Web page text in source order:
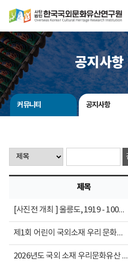
공지사항
커뮤니티 공지사항
제목
[사진전 개최 ] 울릉도, 1919 - 100여년 전 기록을 통해 본 울릉도
제1회 어린이 국외소재 우리 문화유산 그림 공모전 개최(26.7.1.~ 8. 28.)
2026년도 국외 소재 우리문화유산 교육프로그램